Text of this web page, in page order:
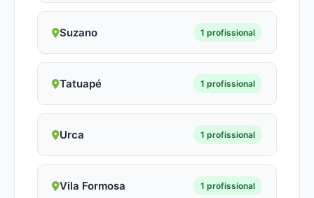
Suzano 1 profissional
Tatuapé 1 profissional
Urca 1 profissional
Vila Formosa 1 profissional